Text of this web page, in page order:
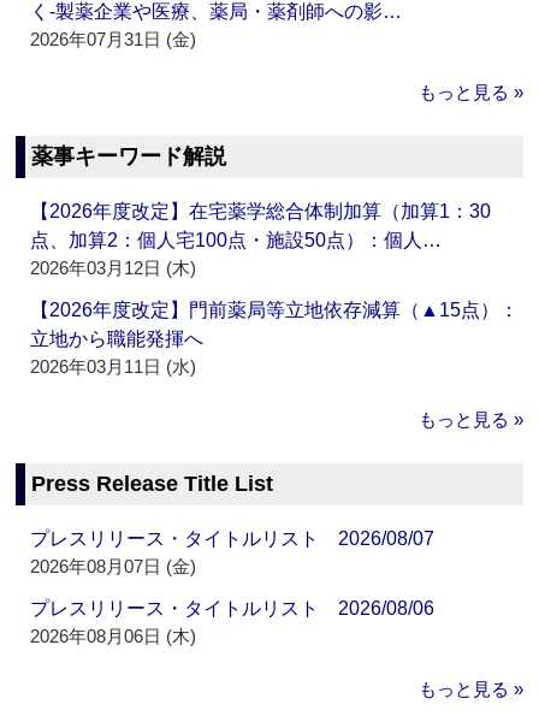
く‐製薬企業や医療、薬局・薬剤師への影…
2026年07月31日 (金)
もっと見る »
薬事キーワード解説
【2026年度改定】在宅薬学総合体制加算（加算1：30
点、加算2：個人宅100点・施設50点）：個人…
2026年03月12日 (木)
【2026年度改定】門前薬局等立地依存減算（▲15点）：
立地から職能発揮へ
2026年03月11日 (水)
もっと見る »
Press Release Title List
プレスリリース・タイトルリスト 2026/08/07
2026年08月07日 (金)
プレスリリース・タイトルリスト 2026/08/06
2026年08月06日 (木)
もっと見る »